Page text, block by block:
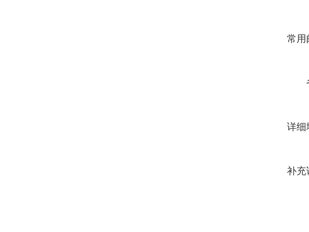
常用
详细
补充